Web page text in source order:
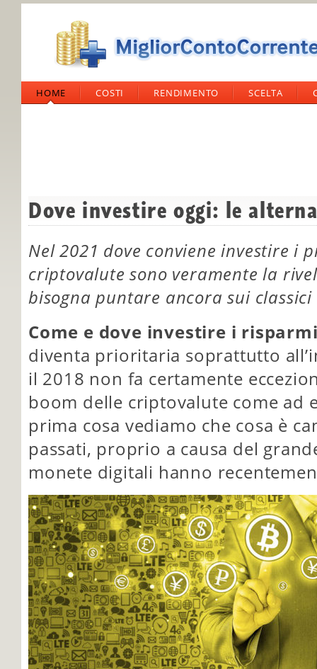
HOME COSTI RENDIMENTO SCELTA
Dove investire oggi: le
Nel 2021 dove conviene investire i
criptovalute sono veramente la
bisogna puntare ancora sui
Come e dove investire i
diventa prioritaria soprattutto
il 2018 non fa certamente
boom delle criptovalute come ad
prima cosa vediamo che cosa è
passati, proprio a causa del
monete digitali hanno